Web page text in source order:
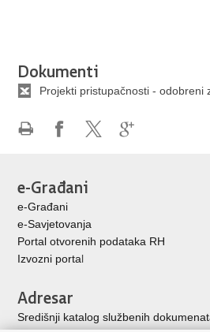
Dokumenti
Projekti pristupačnosti - odobreni
Facebooku
X-
e-Građani
e-Građani
e-Savjetovanja
Portal otvorenih podataka RH
Izvozni portal
Adresar
Središnji katalog službenih